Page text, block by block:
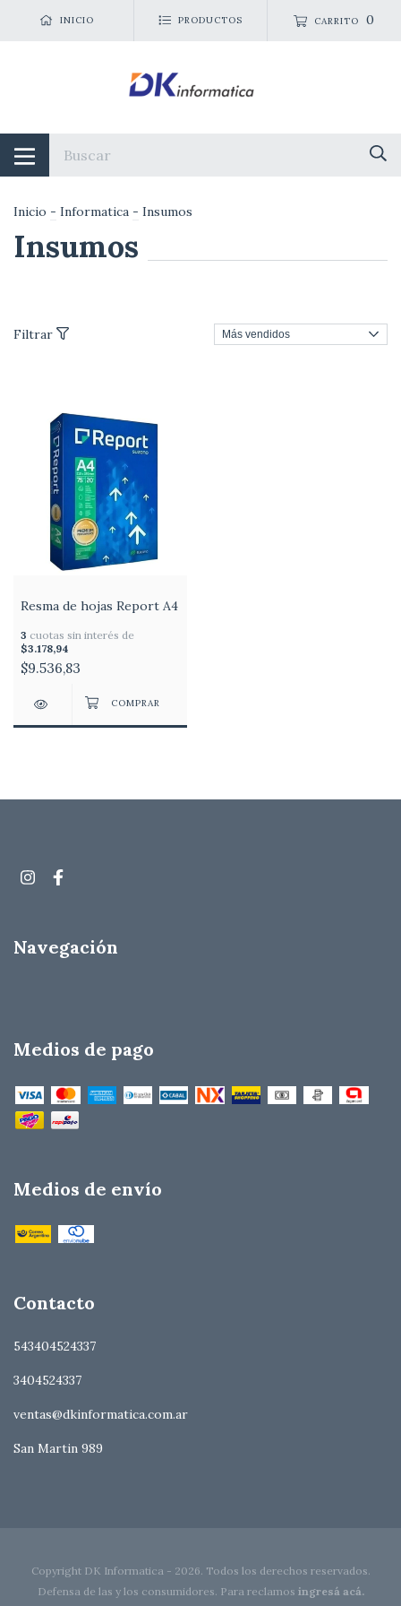
INICIO PRODUCTOS CARRITO 0
Inicio - Informatica - Insumos
Insumos
Filtrar
Resma de hojas Report A4
3 cuotas sin interés de
$3.178,94
$9.536,83
Navegación
Medios de pago
Medios de envío
Contacto
543404524337
3404524337
ventas@dkinformatica.com.ar
San Martin 989
Copyright DK Informatica - 2026. Todos los derechos reservados.
Defensa de las y los consumidores. Para reclamos ingresá acá.